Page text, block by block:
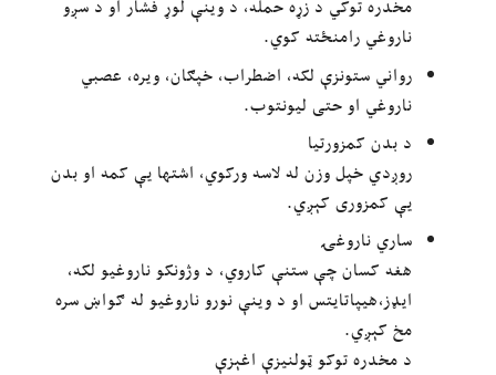
مخدره توکي د زړه حمله، د وینې لوړ فشار او د سږو
ناروغي رامنځته کوي.
رواني ستونزې لکه، اضطراب، خپګان، ویره، عصبي
ناروغي او حتی لیونتوب.
د بدن کمزورتيا
روږدي خپل وزن له لاسه ورکوي، اشتها یې کمه او بدن
یې کمزوری کېږي.
ساري ناروغۍ
هغه کسان چې ستنې کاروي، د وژونکو ناروغیو لکه،
ایډز،هیپاتایتس او د وینې نورو ناروغیو له ګواښ سره
مخ کېږي.
د مخدره توکو ټولنیزې اغېزې